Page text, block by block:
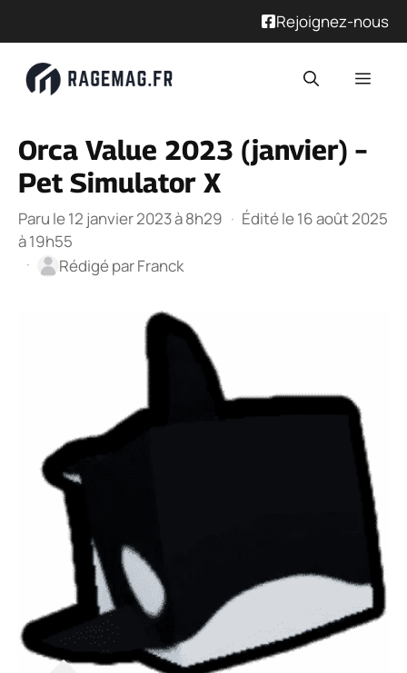
Rejoignez-nous
Orca Value 2023 (janvier) –
Pet Simulator X
Paru le 12 janvier 2023 à 8h29 · Édité le 16 août 2025
à 19h55
·
Rédigé parFranck